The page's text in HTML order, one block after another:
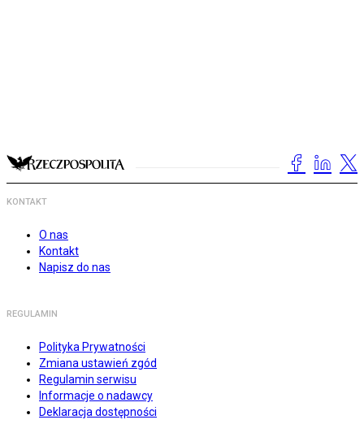
KONTAKT
O nas
Kontakt
Napisz do nas
REGULAMIN
Polityka Prywatności
Zmiana ustawień zgód
Regulamin serwisu
Informacje o nadawcy
Deklaracja dostępności